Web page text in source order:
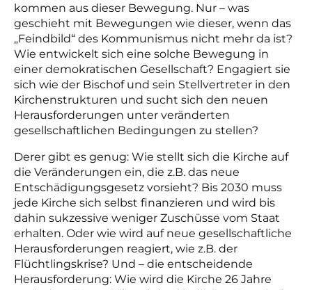
kommen aus dieser Bewegung. Nur – was
geschieht mit Bewegungen wie dieser, wenn das
„Feindbild“ des Kommunismus nicht mehr da ist?
Wie entwickelt sich eine solche Bewegung in
einer demokratischen Gesellschaft? Engagiert sie
sich wie der Bischof und sein Stellvertreter in den
Kirchenstrukturen und sucht sich den neuen
Herausforderungen unter veränderten
gesellschaftlichen Bedingungen zu stellen?
Derer gibt es genug: Wie stellt sich die Kirche auf
die Veränderungen ein, die z.B. das neue
Entschädigungsgesetz vorsieht? Bis 2030 muss
jede Kirche sich selbst finanzieren und wird bis
dahin sukzessive weniger Zuschüsse vom Staat
erhalten. Oder wie wird auf neue gesellschaftliche
Herausforderungen reagiert, wie z.B. der
Flüchtlingskrise? Und – die entscheidende
Herausforderung: Wie wird die Kirche 26 Jahre